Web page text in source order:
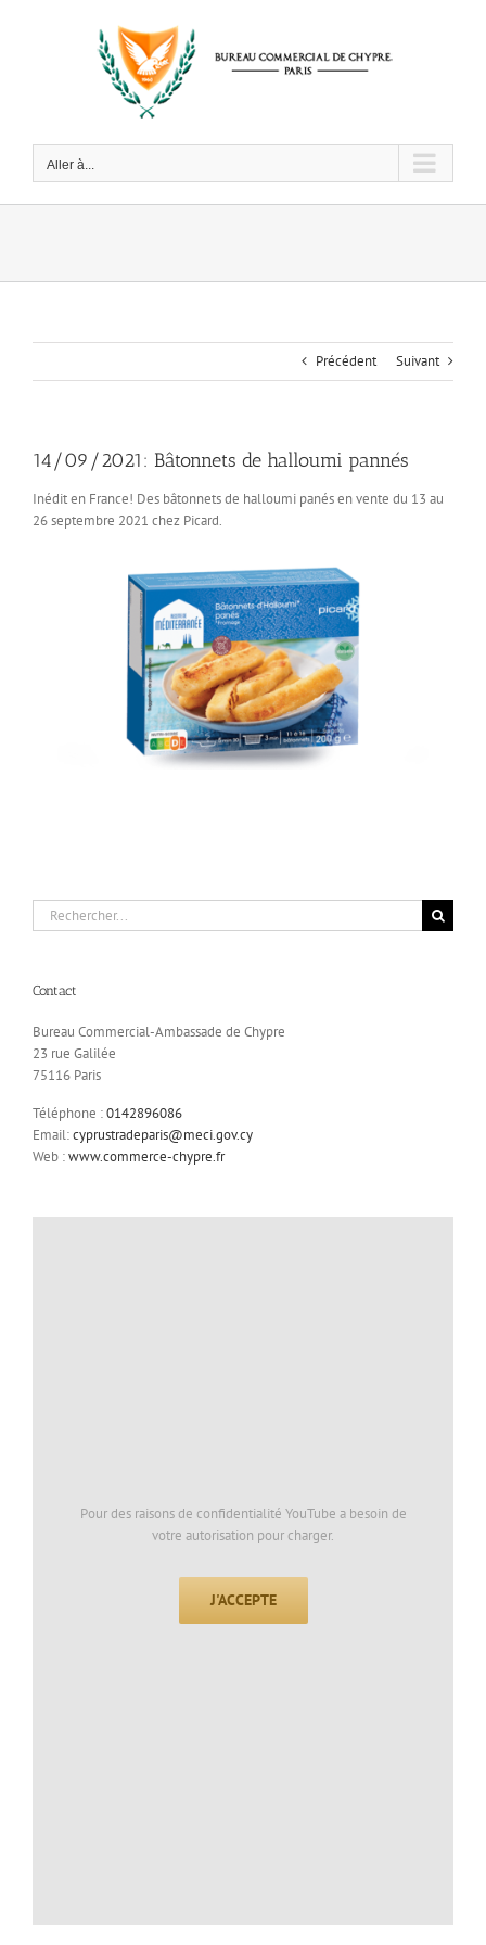
Aller à...
Précédent Suivant
14/09/2021: Bâtonnets de halloumi pannés
Inédit en France! Des bâtonnets de halloumi panés en vente du 13 au
26 septembre 2021 chez Picard.
Rechercher:
Contact
Bureau Commercial-Ambassade de Chypre
23 rue Galilée
75116 Paris
Téléphone :0142896086
Email:cyprustradeparis@meci.gov.cy
Web :www.commerce-chypre.fr
Pour des raisons de confidentialité YouTube a besoin de
votre autorisation pour charger.
J'ACCEPTE